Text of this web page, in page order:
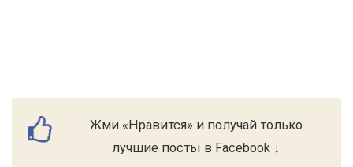
Жми «Нравится» и получай только
лучшие посты в Facebook ↓